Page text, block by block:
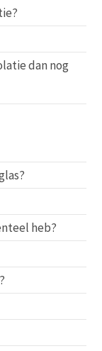
dan nog
heb?